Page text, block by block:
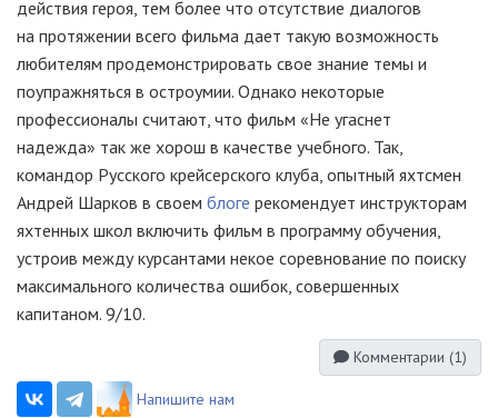
действия героя, тем более что отсутствие диалогов
на протяжении всего фильма дает такую возможность
любителям продемонстрировать свое знание темы и
поупражняться в остроумии. Однако некоторые
профессионалы считают, что фильм «Не угаснет
надежда» так же хорош в качестве учебного. Так,
командор Русского крейсерского клуба, опытный яхтсмен
Андрей Шарков в своем блоге рекомендует инструкторам
яхтенных школ включить фильм в программу обучения,
устроив между курсантами некое соревнование по поиску
максимального количества ошибок, совершенных
капитаном. 9/10.
Комментарии (1)
Напишите нам